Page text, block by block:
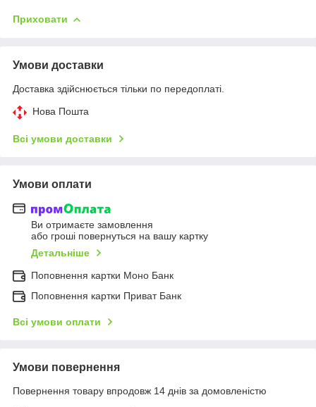
Приховати
Умови доставки
Доставка здійснюється тільки по передоплаті.
Нова Пошта
Всі умови доставки
Умови оплати
Ви отримаєте замовлення
або гроші повернуться на вашу картку
Детальніше
Поповнення картки Моно Банк
Поповнення картки Приват Банк
Всі умови оплати
Умови повернення
Повернення товару впродовж 14 днів за домовленістю